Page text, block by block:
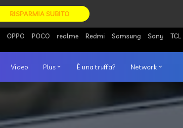
RISPARMIA SUBITO
OPPO POCO realme Redmi Samsung Sony
TCL
Video Plus È una truffa? Network